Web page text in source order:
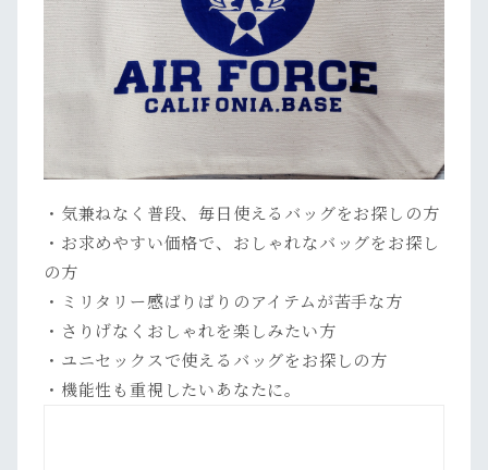
・気兼ねなく普段、毎日使えるバッグをお探しの方
・お求めやすい価格で、おしゃれなバッグをお探し
の方
・ミリタリー感ばりばりのアイテムが苦手な方
・さりげなくおしゃれを楽しみたい方
・ユニセックスで使えるバッグをお探しの方
・機能性も重視したいあなたに。